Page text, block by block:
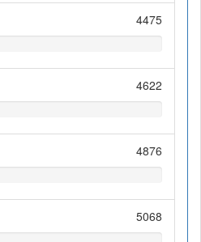
4475
4622
4876
5068